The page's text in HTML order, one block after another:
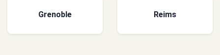
Grenoble Reims